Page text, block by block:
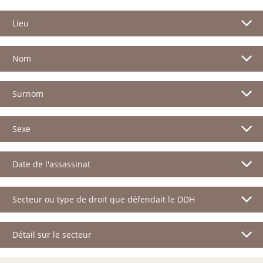
Lieu
Nom
Surnom
Sexe
Date de l'assassinat
Secteur ou type de droit que défendait le DDH
Détail sur le secteur